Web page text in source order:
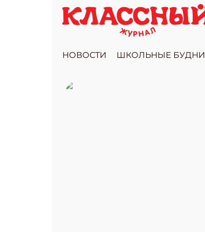
НОВОСТИ ШКОЛЬНЫЕ БУДНИ